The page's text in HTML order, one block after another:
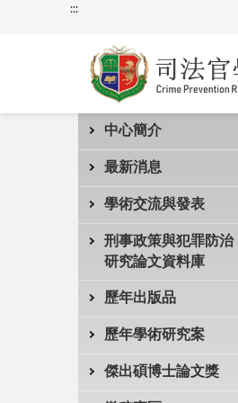
:::
中心簡介
最新消息
學術交流與發表
刑事政策與犯罪防治
研究論文資料庫
歷年出版品
歷年學術研究案
傑出碩博士論文獎